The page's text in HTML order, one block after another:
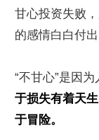
甘心投资失败
的感情白白付
“不甘心”是因为
于损失有着天
于冒险。